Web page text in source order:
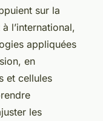
sur la
l’international,
appliquées
en
et cellules
les